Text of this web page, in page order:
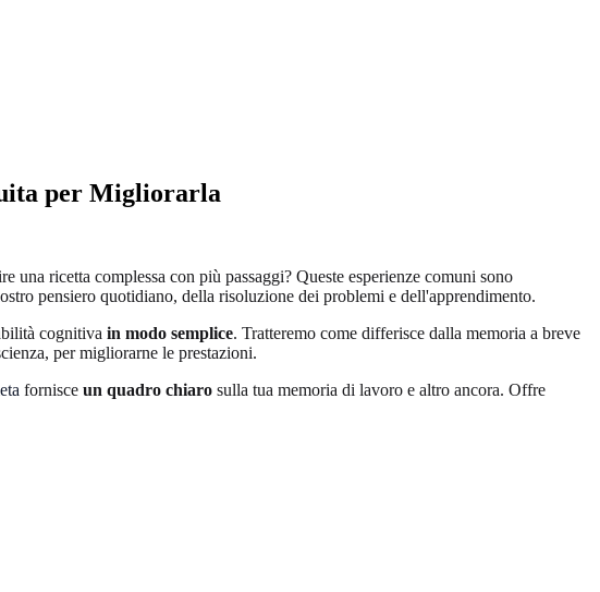
per Migliorarla
ricetta complessa con più passaggi? Queste esperienze comuni sono
pensiero quotidiano, della risoluzione dei problemi e dell'apprendimento.
cognitiva in modo semplice. Tratteremo come differisce dalla memoria a breve
per migliorarne le prestazioni.
fornisce un quadro chiaro sulla tua memoria di lavoro e altro ancora. Offre